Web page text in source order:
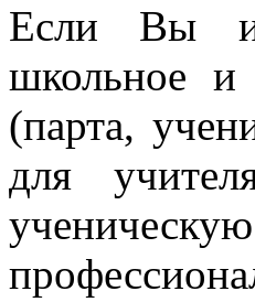
Если Вы
школьное и
(парта,
для